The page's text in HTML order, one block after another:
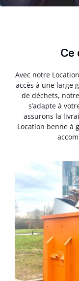
Ce
Avec notre
accès à une large
de déchets,
s’adapte à
assurons la
Location benne à